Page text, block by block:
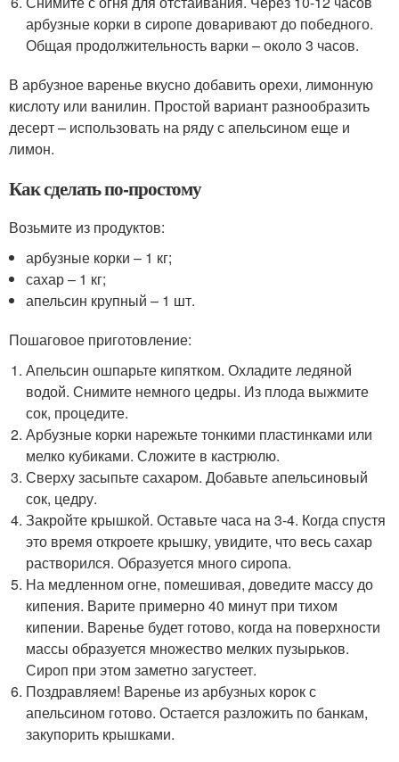
арбузные корки в сиропе доваривают до победного.
Общая продолжительность варки – около 3 часов.
В арбузное варенье вкусно добавить орехи, лимонную
кислоту или ванилин. Простой вариант разнообразить
десерт – использовать на ряду с апельсином еще и
лимон.
Как сделать по-простому
Возьмите из продуктов:
арбузные корки – 1 кг;
сахар – 1 кг;
апельсин крупный – 1 шт.
Пошаговое приготовление:
Апельсин ошпарьте кипятком. Охладите ледяной
водой. Снимите немного цедры. Из плода выжмите
сок, процедите.
Арбузные корки нарежьте тонкими пластинками или
мелко кубиками. Сложите в кастрюлю.
Сверху засыпьте сахаром. Добавьте апельсиновый
сок, цедру.
Закройте крышкой. Оставьте часа на 3-4. Когда спустя
это время откроете крышку, увидите, что весь сахар
растворился. Образуется много сиропа.
На медленном огне, помешивая, доведите массу до
кипения. Варите примерно 40 минут при тихом
кипении. Варенье будет готово, когда на поверхности
массы образуется множество мелких пузырьков.
Сироп при этом заметно загустеет.
Поздравляем! Варенье из арбузных корок с
апельсином готово. Остается разложить по банкам,
закупорить крышками.